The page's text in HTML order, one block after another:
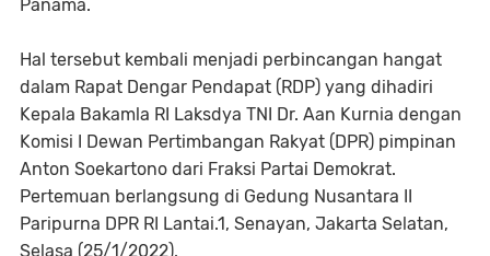
Panama.
Hal tersebut kembali menjadi perbincangan hangat
dalam Rapat Dengar Pendapat (RDP) yang dihadiri
Kepala Bakamla RI Laksdya TNI Dr. Aan Kurnia dengan
Komisi I Dewan Pertimbangan Rakyat (DPR) pimpinan
Anton Soekartono dari Fraksi Partai Demokrat.
Pertemuan berlangsung di Gedung Nusantara II
Paripurna DPR RI Lantai.1, Senayan, Jakarta Selatan,
Selasa (25/1/2022).